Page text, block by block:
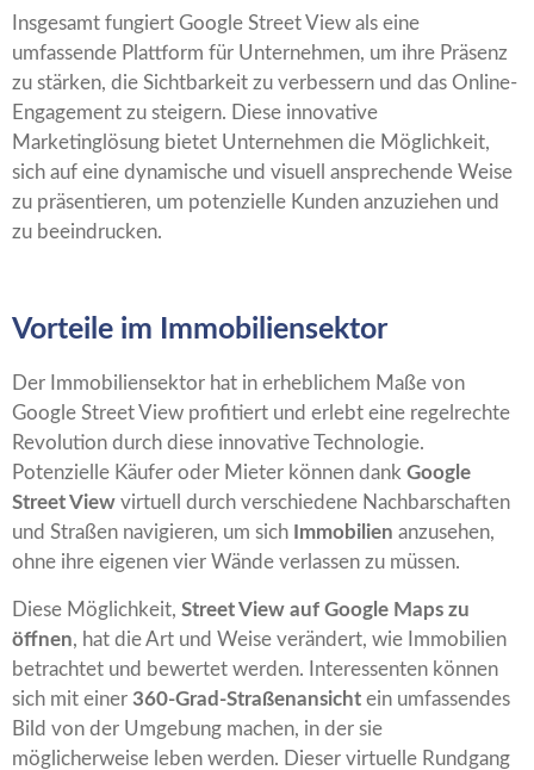
Insgesamt fungiert Google Street View als eine
umfassende Plattform für Unternehmen, um ihre Präsenz
zu stärken, die Sichtbarkeit zu verbessern und das Online-
Engagement zu steigern. Diese innovative
Marketinglösung bietet Unternehmen die Möglichkeit,
sich auf eine dynamische und visuell ansprechende Weise
zu präsentieren, um potenzielle Kunden anzuziehen und
zu beeindrucken.
Vorteile im Immobiliensektor
Der Immobiliensektor hat in erheblichem Maße von
Google Street View profitiert und erlebt eine regelrechte
Revolution durch diese innovative Technologie.
Potenzielle Käufer oder Mieter können dank Google
Street View virtuell durch verschiedene Nachbarschaften
und Straßen navigieren, um sich Immobilien anzusehen,
ohne ihre eigenen vier Wände verlassen zu müssen.
Diese Möglichkeit, Street View auf Google Maps zu
öffnen, hat die Art und Weise verändert, wie Immobilien
betrachtet und bewertet werden. Interessenten können
sich mit einer 360-Grad-Straßenansicht ein umfassendes
Bild von der Umgebung machen, in der sie
möglicherweise leben werden. Dieser virtuelle Rundgang